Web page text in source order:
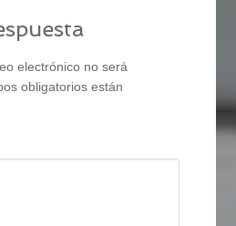
electrónico no será
obligatorios están